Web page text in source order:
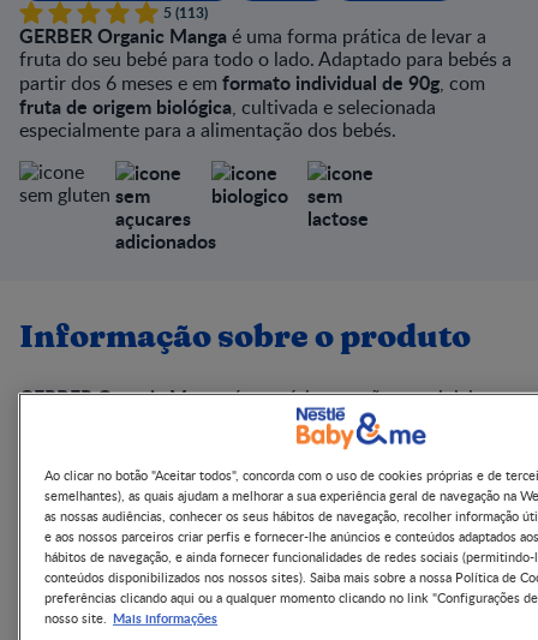
5 (113)
GERBER Organic Mangaé uma forma prática de levar a
fruta do seu bebé para todo o lado. Adaptado para bebés a
partir dos 6 meses e em formato individual de 90g, com
fruta de origem biológica, cultivada e selecionada
especialmente para a alimentação dos bebés.
Informação sobre o produto
GERBER Organic Mangaé uma ótima opção para iniciar a
introdução da fruta na alimentação do bebé e o formato
pacotinho permite levá-la para todo o lado. A embalagem
foi especialmente concebida para estimular os bebés mais
crescidos a aprenderem a comer fruta sozinhos
diretamente da saqueta. Elaborado comfruta biológica de
primeira qualidade, cultivada e selecionada especialmente
para a alimentação infantil e sem corantes nem
conservantes*.
A saqueta GERBER Organic Manga
Ao clicar no botão "Aceitar todos", concorda com o uso de cookies próprias e de
semelhantes), as quais ajudam a melhorar a sua experiência geral de navegação na
as nossas audiências, conhecer os seus hábitos de navegação, recolher informação
e aos nossos parceiros criar perfis e fornecer-lhe anúncios e conteúdos adaptados
hábitos de navegação, e ainda fornecer funcionalidades de redes sociais
conteúdos disponibilizados nos nossos sites). Saiba mais sobre a nossa Política de
preferências clicando aqui ou a qualquer momento clicando no link "Configurações
nosso site. Mais informações